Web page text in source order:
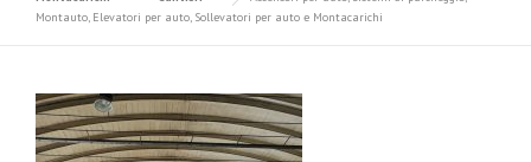
Montauto, Elevatori per auto, Sollevatori per auto e Montacarichi